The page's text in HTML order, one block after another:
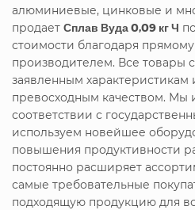
алюминиевые, цинковые и
продает Сплав Вуда 0,09 кг Ч
стоимости благодаря
производителем. Все товары
заявленным характеристикам
превосходным качеством. Мы
соответствии с
используем новейшее
повышения продуктивности
постоянно расширяет
самые требовательные
подходящую продукцию для